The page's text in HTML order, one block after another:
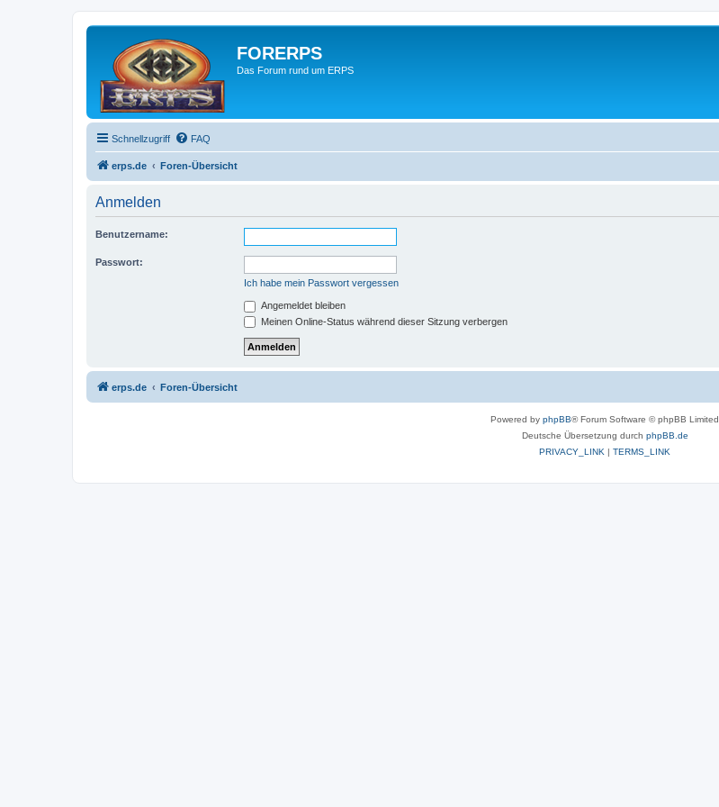
FORERPS
Das Forum rund um ERPS
Schnellzugriff FAQ
erps.de Foren-Übersicht
Anmelden
Benutzername:
Passwort:
Ich habe mein Passwort vergessen
Angemeldet bleiben
Meinen Online-Status während dieser Sitzung verbergen
erps.de Foren-Übersicht
Powered by phpBB® Forum Software © phpBB Limited
Deutsche Übersetzung durch phpBB.de
PRIVACY_LINK | TERMS_LINK